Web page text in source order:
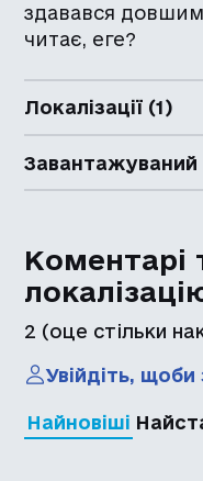
здавався
читає, еге?
Локалізації (1)
Завантажуваний
Коментарі
2 (оце стільки
Увійдіть,
Найновіші